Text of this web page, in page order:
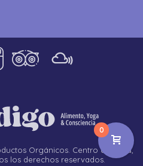
Orgánicos. Centro de Yoga,
los derechos reservados.
0